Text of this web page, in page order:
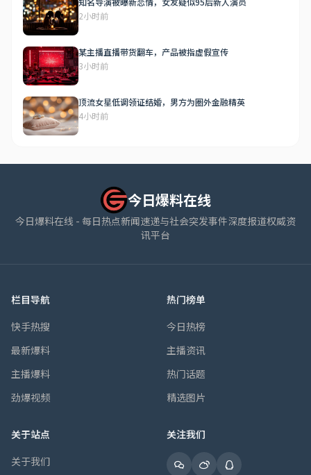
2小时前
某主播直播带货翻车，产品被指虚假宣传
3小时前
顶流女星低调领证结婚，男方为圈外金融精英
4小时前
今日爆料在线
今日爆料在线 - 每日热点新闻速递与社会突发事件深度报道权威资
讯平台
栏目导航
快手热搜
最新爆料
主播爆料
劲爆视频
热门榜单
今日热榜
主播资讯
热门话题
精选图片
关于站点
关于我们
关注我们